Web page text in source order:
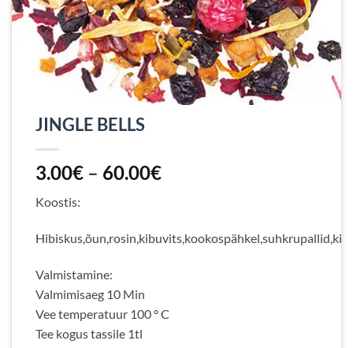
JINGLE BELLS
3.00€ – 60.00€Hinnavahemik:
60.00€
Koostis:
Valmistamine:
Valmimisaeg 10 Min
Vee temperatuur 100 ° C
Tee kogus tassile 1tl